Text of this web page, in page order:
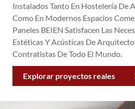
Instalados Tanto En Hostelería De
Como En Modernos Espacios
Paneles BEIEN Satisfacen Las
Estéticas Y Acústicas De
Contratistas De Todo El Mundo.
Explorar proyectos reales